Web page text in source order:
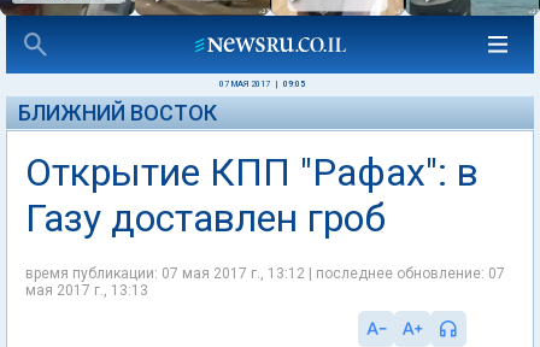
07 МАЯ 2017 09:05
БЛИЖНИЙ ВОСТОК
Открытие КПП "Рафах": в
Газу доставлен гроб
время публикации: 07 мая 2017 г., 13:12 | последнее обновление: 07
мая 2017 г., 13:13